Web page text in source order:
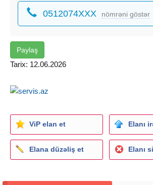
0512074XXX nömrəni göstər
Paylaş
Tarix: 12.06.2026
ViP elan et Elanı
Elana düzəliş et Elanı